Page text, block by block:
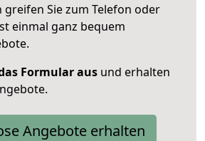
greifen Sie zum Telefon oder
einmal ganz bequem
Formular aus und erhalten
Angebote erhalten